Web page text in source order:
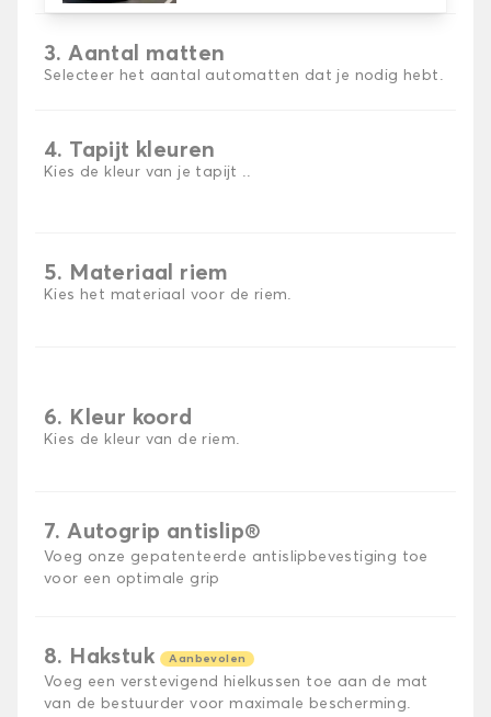
3. Aantal matten
Selecteer het aantal automatten dat je nodig hebt.
4. Tapijt kleuren
Kies de kleur van je tapijt ..
5. Materiaal riem
Kies het materiaal voor de riem.
6. Kleur koord
Kies de kleur van de riem.
7. Autogrip antislip®
Voeg onze gepatenteerde antislipbevestiging toe
voor een optimale grip
8. Hakstuk Aanbevolen
Voeg een verstevigend hielkussen toe aan de mat
van de bestuurder voor maximale bescherming.